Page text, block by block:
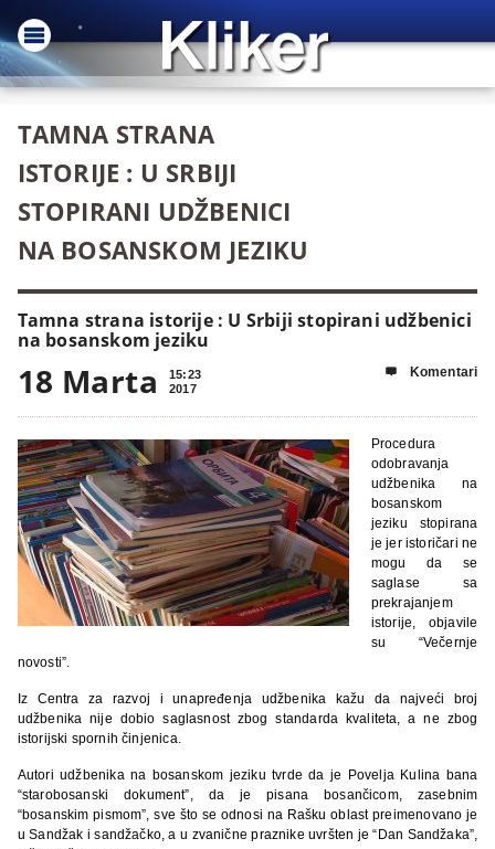
TAMNA STRANA
ISTORIJE : U SRBIJI
STOPIRANI UDŽBENICI
NA BOSANSKOM JEZIKU
Tamna strana istorije : U Srbiji stopirani udžbenici
na bosanskom jeziku
18 Marta
15:23
2017
 Komentari
Procedura
odobravanja
udžbenika na
bosanskom
jeziku stopirana
je jer istoričari ne
mogu da se
saglase sa
prekrajanjem
istorije, objavile
su “Večernje
novosti”.
Iz Centra za razvoj i unapređenja udžbenika kažu da najveći broj
udžbenika nije dobio saglasnost zbog standarda kvaliteta, a ne zbog
istorijski spornih činjenica.
Autori udžbenika na bosanskom jeziku tvrde da je Povelja Kulina bana
“starobosanski dokument”, da je pisana bosančicom, zasebnim
“bosanskim pismom”, sve što se odnosi na Rašku oblast preimenovano je
u Sandžak i sandžačko, a u zvanične praznike uvršten je “Dan Sandžaka”,